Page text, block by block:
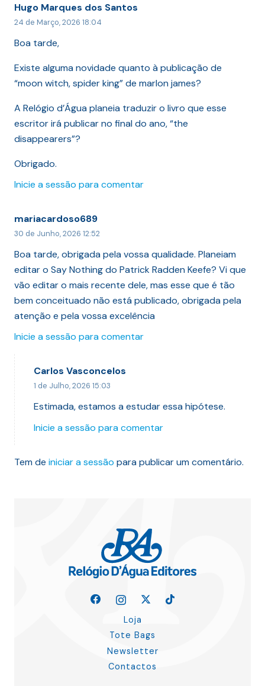
Hugo Marques dos Santos
24 de Março, 2026 18:04
Boa tarde,
Existe alguma novidade quanto à publicação de
“moon witch, spider king” de marlon james?
A Relógio d’Água planeia traduzir o livro que esse
escritor irá publicar no final do ano, “the
disappearers”?
Obrigado.
Inicie a sessão para comentar
mariacardoso689
30 de Junho, 2026 12:52
Boa tarde, obrigada pela vossa qualidade. Planeiam
editar o Say Nothing do Patrick Radden Keefe? Vi que
vão editar o mais recente dele, mas esse que é tão
bem conceituado não está publicado, obrigada pela
atenção e pela vossa excelência
Inicie a sessão para comentar
Carlos Vasconcelos
1 de Julho, 2026 15:03
Estimada, estamos a estudar essa hipótese.
Inicie a sessão para comentar
Tem de iniciar a sessão para publicar um comentário.
Loja
Tote Bags
Newsletter
Contactos